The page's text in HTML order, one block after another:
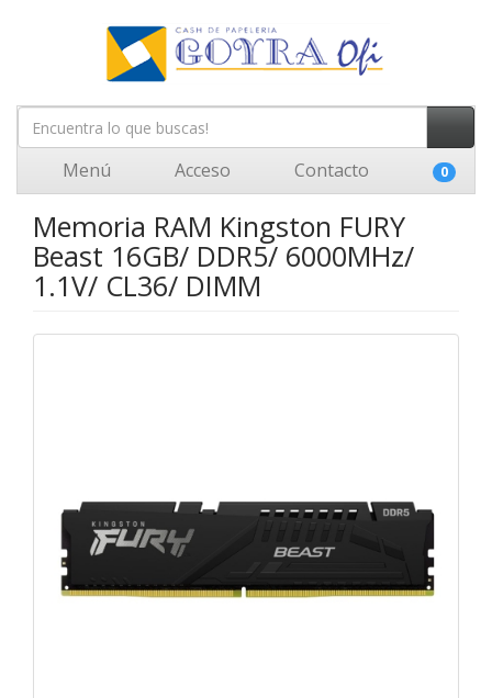
Menú Acceso Contacto 0
Memoria RAM Kingston FURY
Beast 16GB/ DDR5/ 6000MHz/
1.1V/ CL36/ DIMM